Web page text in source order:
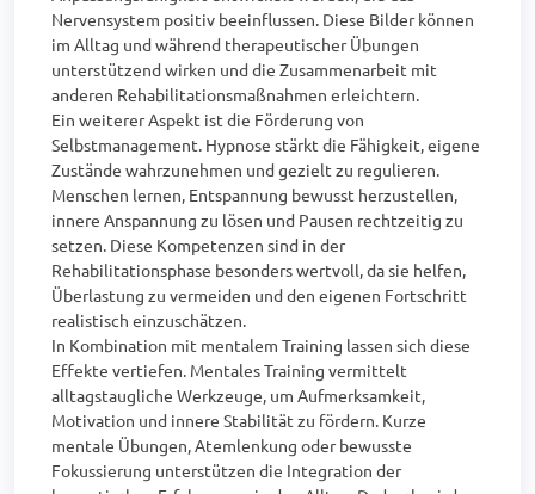
Nervensystem positiv beeinflussen. Diese Bilder können
im Alltag und während therapeutischer Übungen
unterstützend wirken und die Zusammenarbeit mit
anderen Rehabilitationsmaßnahmen erleichtern.
Ein weiterer Aspekt ist die Förderung von
Selbstmanagement. Hypnose stärkt die Fähigkeit, eigene
Zustände wahrzunehmen und gezielt zu regulieren.
Menschen lernen, Entspannung bewusst herzustellen,
innere Anspannung zu lösen und Pausen rechtzeitig zu
setzen. Diese Kompetenzen sind in der
Rehabilitationsphase besonders wertvoll, da sie helfen,
Überlastung zu vermeiden und den eigenen Fortschritt
realistisch einzuschätzen.
In Kombination mit mentalem Training lassen sich diese
Effekte vertiefen. Mentales Training vermittelt
alltagstaugliche Werkzeuge, um Aufmerksamkeit,
Motivation und innere Stabilität zu fördern. Kurze
mentale Übungen, Atemlenkung oder bewusste
Fokussierung unterstützen die Integration der